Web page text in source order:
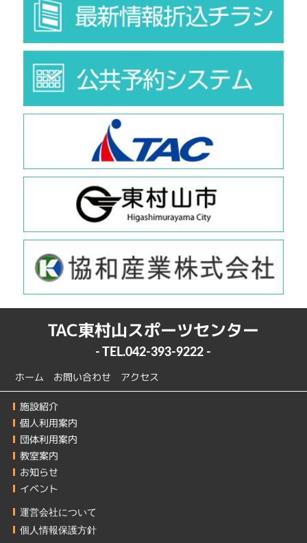
TAC東村山スポーツセンター
- TEL.042-393-9222 -
ホーム お問い合わせ アクセス
施設紹介
個人利用案内
団体利用案内
教室案内
お知らせ
イベント
運営会社について
個人情報保護方針